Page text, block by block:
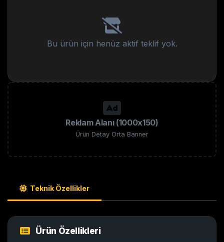
Bu ürün için henüz aktif teklif yok.
Reklam Alanı (1000x150)
Ürün Detay Orta Banner
Teknik Özellikler
Ürün Özellikleri